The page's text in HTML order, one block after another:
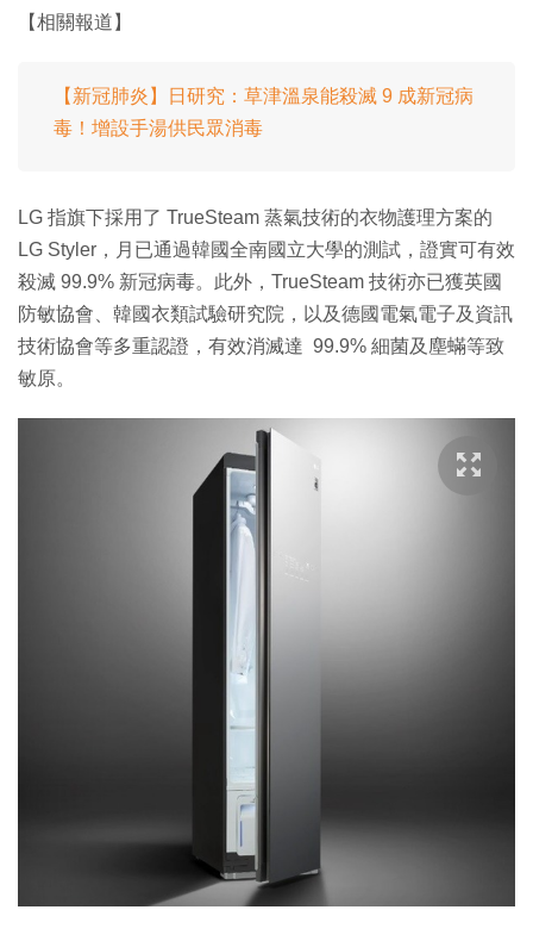
【相關報道】
【新冠肺炎】日研究：草津溫泉能殺滅 9 成新冠病
毒！增設手湯供民眾消毒
LG 指旗下採用了 TrueSteam 蒸氣技術的衣物護理方案的
LG Styler，月已通過韓國全南國立大學的測試，證實可有效
殺滅 99.9% 新冠病毒。此外，TrueSteam 技術亦已獲英國
防敏協會、韓國衣類試驗研究院，以及德國電氣電子及資訊
技術協會等多重認證，有效消滅達 99.9% 細菌及塵蟎等致
敏原。